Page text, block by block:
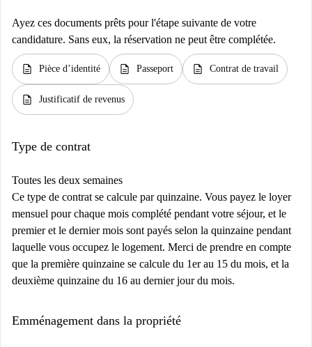
Ayez ces documents prêts pour l'étape suivante de votre
candidature. Sans eux, la réservation ne peut être complétée.
description Pièce d’identité description Passeport description Contrat de travail
description Justificatif de revenus
Type de contrat
Toutes les deux semaines
Ce type de contrat se calcule par quinzaine. Vous payez le loyer
mensuel pour chaque mois complété pendant votre séjour, et le
premier et le dernier mois sont payés selon la quinzaine pendant
laquelle vous occupez le logement. Merci de prendre en compte
que la première quinzaine se calcule du 1er au 15 du mois, et la
deuxième quinzaine du 16 au dernier jour du mois.
Emménagement dans la propriété